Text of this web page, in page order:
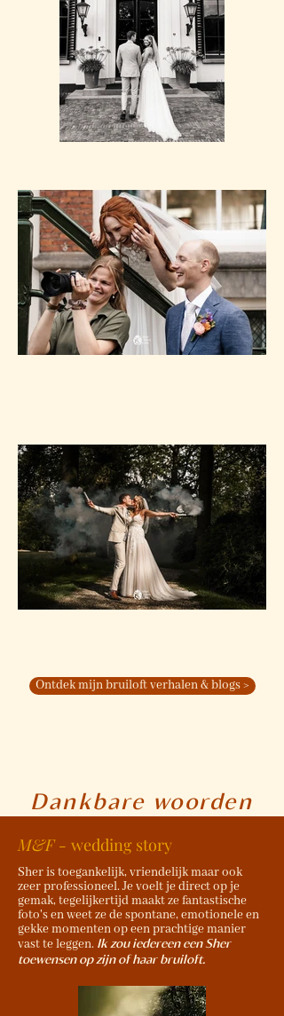
Ontdek mijn bruiloft verhalen & blogs >
Dankbare woorden
M&F - wedding story
Sher is toegankelijk, vriendelijk maar ook
zeer professioneel. Je voelt je direct op je
gemak, tegelijkertijd maakt ze fantastische
foto's en weet ze de spontane, emotionele en
gekke momenten op een prachtige manier
vast te leggen. Ik zou iedereen een Sher
toewensen op zijn of haar bruiloft.